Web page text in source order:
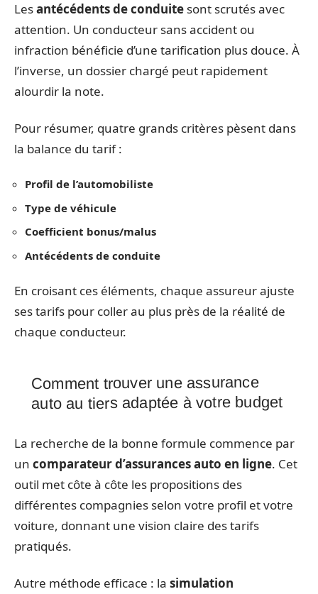
Lesantécédents de conduite sont scrutés avec
attention. Un conducteur sans accident ou
infraction bénéficie d’une tarification plus douce. À
l’inverse, un dossier chargé peut rapidement
alourdir la note.
Pour résumer, quatre grands critères pèsent dans
la balance du tarif :
Profil de l’automobiliste
Type de véhicule
Coefficient bonus/malus
Antécédents de conduite
En croisant ces éléments, chaque assureur ajuste
ses tarifs pour coller au plus près de la réalité de
chaque conducteur.
Comment trouver une assurance
auto au tiers adaptée à votre budget
La recherche de la bonne formule commence par
un comparateur d’assurances auto en ligne. Cet
outil met côte à côte les propositions des
différentes compagnies selon votre profil et votre
voiture, donnant une vision claire des tarifs
pratiqués.
Autre méthode efficace : la simulation